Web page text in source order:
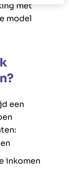
met
model
een
inkomen